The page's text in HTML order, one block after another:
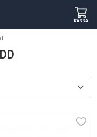
KASSA